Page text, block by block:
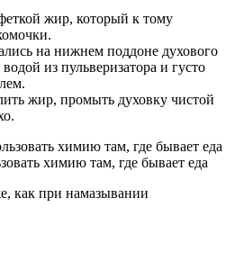
жир, который к тому
на нижнем поддоне духового
из пульверизатора и густо
жир, промыть духовку чистой
химию там, где бывает еда
как при намазывании